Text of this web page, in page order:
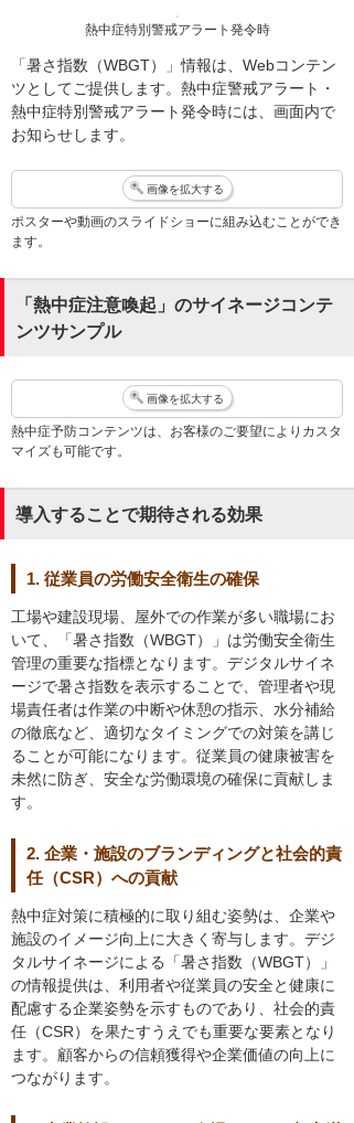
熱中症特別警戒アラート発令時
「暑さ指数（WBGT）」情報は、Webコンテン
ツとしてご提供します。熱中症警戒アラート・
熱中症特別警戒アラート発令時には、画面内で
お知らせします。
画像を拡大する
ポスターや動画のスライドショーに組み込むことができ
ます。
「熱中症注意喚起」のサイネージコンテ
ンツサンプル
画像を拡大する
熱中症予防コンテンツは、お客様のご要望によりカスタ
マイズも可能です。
導入することで期待される効果
1. 従業員の労働安全衛生の確保
工場や建設現場、屋外での作業が多い職場にお
いて、「暑さ指数（WBGT）」は労働安全衛生
管理の重要な指標となります。デジタルサイネ
ージで暑さ指数を表示することで、管理者や現
場責任者は作業の中断や休憩の指示、水分補給
の徹底など、適切なタイミングでの対策を講じ
ることが可能になります。従業員の健康被害を
未然に防ぎ、安全な労働環境の確保に貢献しま
す。
2. 企業・施設のブランディングと社会的責
任（CSR）への貢献
熱中症対策に積極的に取り組む姿勢は、企業や
施設のイメージ向上に大きく寄与します。デジ
タルサイネージによる「暑さ指数（WBGT）」
の情報提供は、利用者や従業員の安全と健康に
配慮する企業姿勢を示すものであり、社会的責
任（CSR）を果たすうえでも重要な要素となり
ます。顧客からの信頼獲得や企業価値の向上に
つながります。